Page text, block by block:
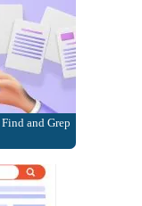
and Grep